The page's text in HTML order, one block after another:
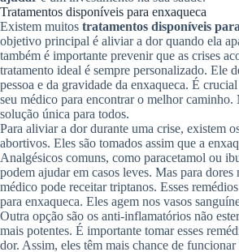
Tratamentos disponíveis para enxaqueca
Existem muitos tratamentos disponíveis
objetivo principal é aliviar a dor quando ela
também é importante prevenir que as crises
tratamento ideal é sempre personalizado. Ele
pessoa e da gravidade da enxaqueca. É
seu médico para encontrar o melhor caminho.
solução única para todos.
Para aliviar a dor durante uma crise, existem
abortivos. Eles são tomados assim que a
Analgésicos comuns, como paracetamol ou
podem ajudar em casos leves. Mas para dores
médico pode receitar triptanos. Esses
para enxaqueca. Eles agem nos vasos
Outra opção são os anti-inflamatórios não
mais potentes. É importante tomar esses
dor. Assim, eles têm mais chance de funcionar